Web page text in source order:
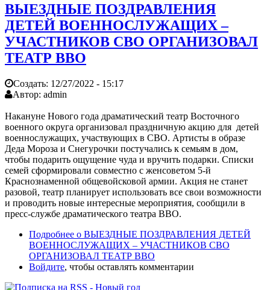
ВЫЕЗДНЫЕ ПОЗДРАВЛЕНИЯ
ДЕТЕЙ ВОЕННОСЛУЖАЩИХ –
УЧАСТНИКОВ СВО ОРГАНИЗОВАЛ
ТЕАТР ВВО
Создать: 12/27/2022 - 15:17
Автор: admin
Накануне Нового года драматический театр Восточного
военного округа организовал праздничную акцию для детей
военнослужащих, участвующих в СВО. Артисты в образе
Деда Мороза и Снегурочки постучались к семьям в дом,
чтобы подарить ощущение чуда и вручить подарки. Списки
семей сформировали совместно с женсоветом 5-й
Краснознаменной общевойсковой армии. Акция не станет
разовой, театр планирует использовать все свои возможности
и проводить новые интересные мероприятия, сообщили в
пресс-службе драматического театра ВВО.
Подробнее о ВЫЕЗДНЫЕ ПОЗДРАВЛЕНИЯ ДЕТЕЙ
ВОЕННОСЛУЖАЩИХ – УЧАСТНИКОВ СВО
ОРГАНИЗОВАЛ ТЕАТР ВВО
Войдите, чтобы оставлять комментарии